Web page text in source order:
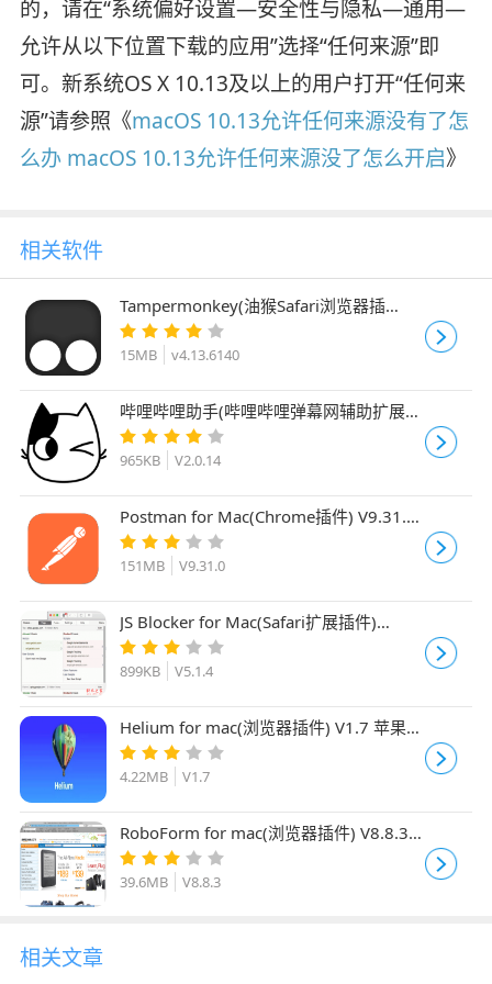
的，请在“系统偏好设置—安全性与隐私—通用—
允许从以下位置下载的应用”选择“任何来源”即
可。新系统OS X 10.13及以上的用户打开“任何来
源”请参照《macOS 10.13允许任何来源没有了怎
么办 macOS 10.13允许任何来源没了怎么开启》
相关软件
Tampermonkey(油猴Safari浏览器插
件)for mac v4.13.6140 中文苹果电脑版
15MB v4.13.6140
哔哩哔哩助手(哔哩哔哩弹幕网辅助扩展插
件) for Mac V2.0.14 苹果电脑版
965KB V2.0.14
Postman for Mac(Chrome插件) V9.31.0
苹果电脑版
151MB V9.31.0
JS Blocker for Mac(Safari扩展插件)
V5.1.4 苹果电脑版
899KB V5.1.4
Helium for mac(浏览器插件) V1.7 苹果电
脑版
4.22MB V1.7
RoboForm for mac(浏览器插件) V8.8.3
苹果电脑版
39.6MB V8.8.3
相关文章